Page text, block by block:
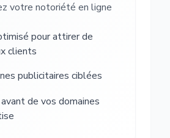
votre notoriété en ligne
pour attirer de
clients
publicitaires ciblées
de vos domaines